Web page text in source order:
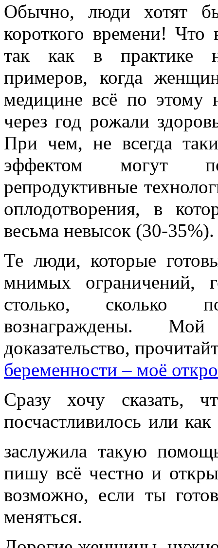
Обычно, люди хотят
короткого времени! Что
так как в практике
примеров, когда
медицине всё по этому
через год рожали
При чем, не всегда
эффектом могут
репродуктивные
оплодотворения, в
весьма невысок (30-35%).
Те люди, которые
мнимых ограничений,
столько, сколько
вознаграждены.
доказательство,
беременности – моё
Сразу хочу сказать,
посчастливилось или
заслужила такую
пишу всё честно и
возможно, если ты
меняться.